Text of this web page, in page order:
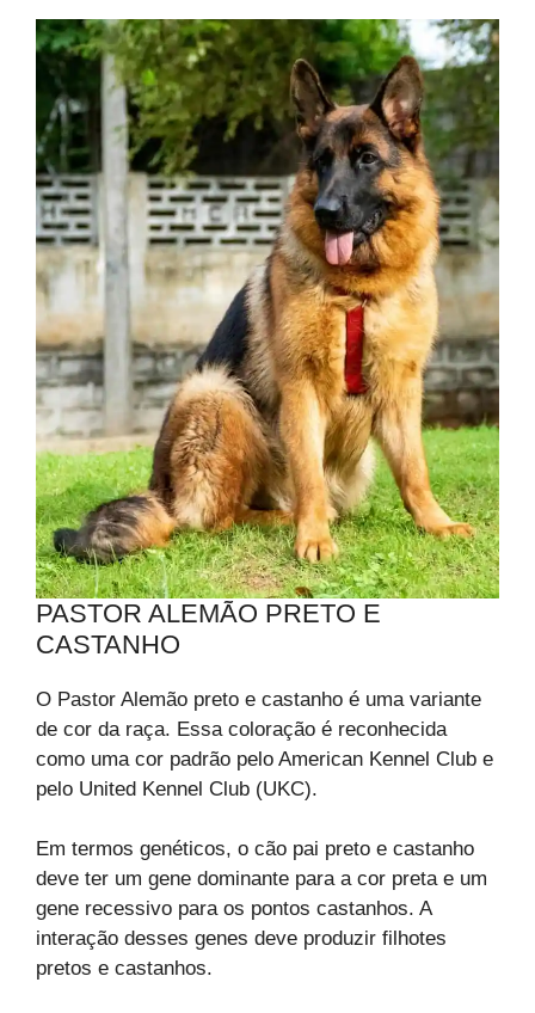
PASTOR ALEMÃO PRETO E
CASTANHO
O Pastor Alemão preto e castanho é uma variante
de cor da raça. Essa coloração é reconhecida
como uma cor padrão pelo American Kennel Club e
pelo United Kennel Club (UKC).
Em termos genéticos, o cão pai preto e castanho
deve ter um gene dominante para a cor preta e um
gene recessivo para os pontos castanhos. A
interação desses genes deve produzir filhotes
pretos e castanhos.